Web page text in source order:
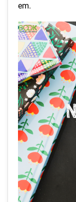
em.